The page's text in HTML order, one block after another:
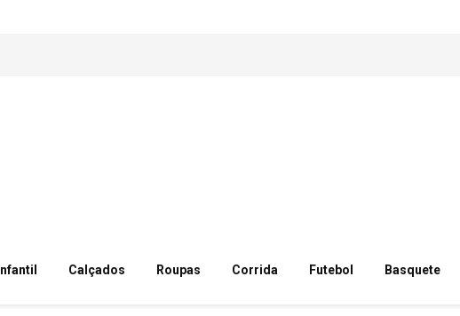
Infantil Calçados Roupas Corrida Futebol Basquete